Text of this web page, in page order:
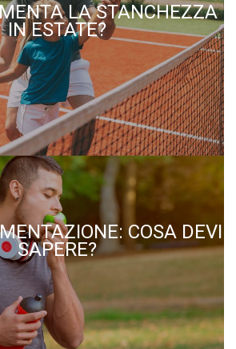
LA STANCHEZZA
IN ESTATE?
COSA DEVI
SAPERE?